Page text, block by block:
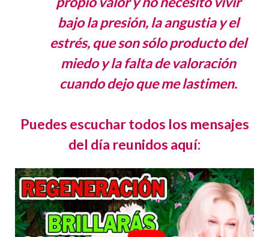
bajo la presión, la angustia y el
estrés, que son sólo producto del
miedo y la falta de valoración
cuando dejo que me lastimen.
Puedes escuchar todos los mensajes
del día reunidos aquí: